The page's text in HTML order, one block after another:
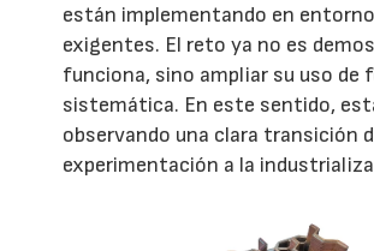
están implementando en
exigentes. El reto ya no es
funciona, sino ampliar su uso de
sistemática. En este sentido,
observando una clara transición
experimentación a la